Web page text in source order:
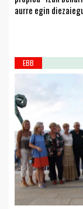
aurre egin
EBB